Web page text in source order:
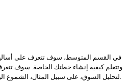
في القسم المتوسط، سوف تتعرف على
وتتعلم كيفية إنشاء خطتك الخاصة. سوف
لتحليل السوق، على سبيل المثال، الشموع اليابانية ومستويات تصحيح فيبوناتشي.